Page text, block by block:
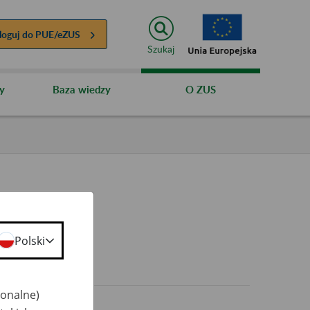
do PUE/eZUS
Szukaj
Baza wiedzy O ZUS
Polski